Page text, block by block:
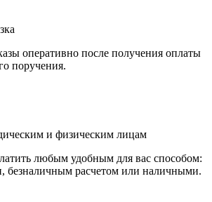
оперативно после получения оплаты
поручения.
и физическим лицам
любым удобным для вас способом:
безналичным расчетом или наличными.